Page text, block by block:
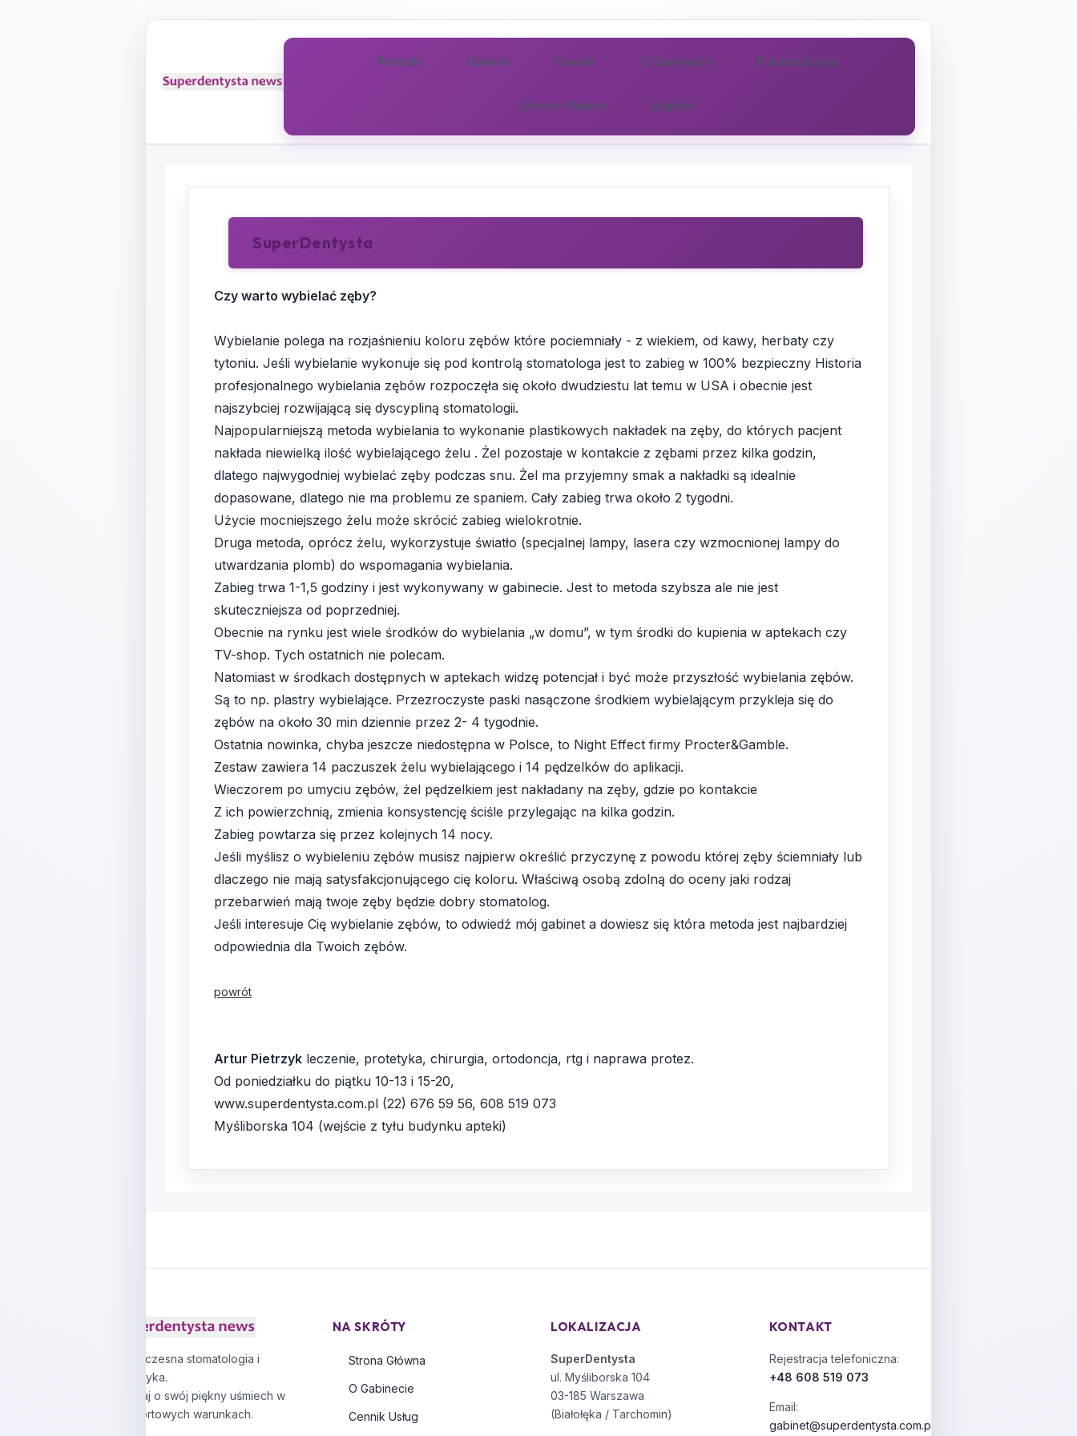
Kontakt Galeria Cennik O Gabinecie E-konsultacje
Strona Główna English
SuperDentysta
Czy warto wybielać zęby?
Wybielanie polega na rozjaśnieniu koloru zębów które pociemniały - z wiekiem, od kawy, herbaty czy
tytoniu. Jeśli wybielanie wykonuje się pod kontrolą stomatologa jest to zabieg w 100% bezpieczny Historia
profesjonalnego wybielania zębów rozpoczęła się około dwudziestu lat temu w USA i obecnie jest
najszybciej rozwijającą się dyscypliną stomatologii.
Najpopularniejszą metoda wybielania to wykonanie plastikowych nakładek na zęby, do których pacjent
nakłada niewielką ilość wybielającego żelu . Żel pozostaje w kontakcie z zębami przez kilka godzin,
dlatego najwygodniej wybielać zęby podczas snu. Żel ma przyjemny smak a nakładki są idealnie
dopasowane, dlatego nie ma problemu ze spaniem. Cały zabieg trwa około 2 tygodni.
Użycie mocniejszego żelu może skrócić zabieg wielokrotnie.
Druga metoda, oprócz żelu, wykorzystuje światło (specjalnej lampy, lasera czy wzmocnionej lampy do
utwardzania plomb) do wspomagania wybielania.
Zabieg trwa 1-1,5 godziny i jest wykonywany w gabinecie. Jest to metoda szybsza ale nie jest
skuteczniejsza od poprzedniej.
Obecnie na rynku jest wiele środków do wybielania „w domu”, w tym środki do kupienia w aptekach czy
TV-shop. Tych ostatnich nie polecam.
Natomiast w środkach dostępnych w aptekach widzę potencjał i być może przyszłość wybielania zębów.
Są to np. plastry wybielające. Przezroczyste paski nasączone środkiem wybielającym przykleja się do
zębów na około 30 min dziennie przez 2- 4 tygodnie.
Ostatnia nowinka, chyba jeszcze niedostępna w Polsce, to Night Effect firmy Procter&Gamble.
Zestaw zawiera 14 paczuszek żelu wybielającego i 14 pędzelków do aplikacji.
Wieczorem po umyciu zębów, żel pędzelkiem jest nakładany na zęby, gdzie po kontakcie
Z ich powierzchnią, zmienia konsystencję ściśle przylegając na kilka godzin.
Zabieg powtarza się przez kolejnych 14 nocy.
Jeśli myślisz o wybieleniu zębów musisz najpierw określić przyczynę z powodu której zęby ściemniały lub
dlaczego nie mają satysfakcjonującego cię koloru. Właściwą osobą zdolną do oceny jaki rodzaj
przebarwień mają twoje zęby będzie dobry stomatolog.
Jeśli interesuje Cię wybielanie zębów, to odwiedź mój gabinet a dowiesz się która metoda jest najbardziej
odpowiednia dla Twoich zębów.
powrót
Artur Pietrzyk leczenie, protetyka, chirurgia, ortodoncja, rtg i naprawa protez.
Od poniedziałku do piątku 10-13 i 15-20,
www.superdentysta.com.pl (22) 676 59 56, 608 519 073
Myśliborska 104 (wejście z tyłu budynku apteki)
Nowoczesna stomatologia i
protetyka.
Zadbaj o swój piękny uśmiech w
komfortowych warunkach.
NA SKRÓTY
Strona Główna
O Gabinecie
Cennik Usług
LOKALIZACJA
SuperDentysta
ul. Myśliborska 104
03-185 Warszawa
(Białołęka / Tarchomin)
KONTAKT
Rejestracja telefoniczna:
+48 608 519 073
Email:
gabinet@superdentysta.com.pl